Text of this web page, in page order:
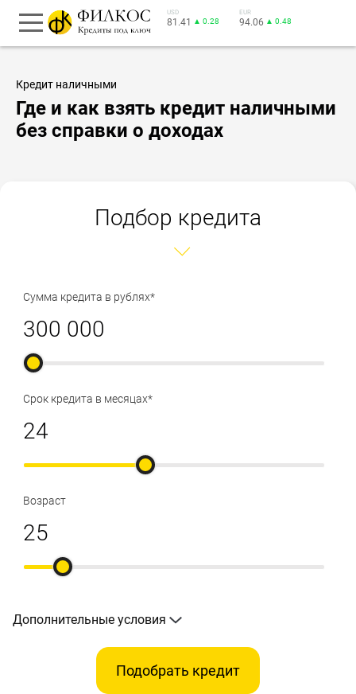
USD
81.41 ▲ 0.28
EUR
94.06 ▲ 0.48
Кредит наличными
Где и как взять кредит наличными
без справки о доходах
Подбор кредита
Сумма кредита в рублях*
Срок кредита в месяцах*
Возраст
Дополнительные условия
Подобрать кредит